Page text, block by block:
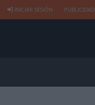
INICIAR SESIÓN PUBLICIDAD